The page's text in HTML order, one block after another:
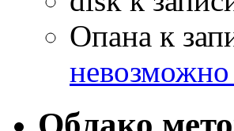
Опана к
невозможно